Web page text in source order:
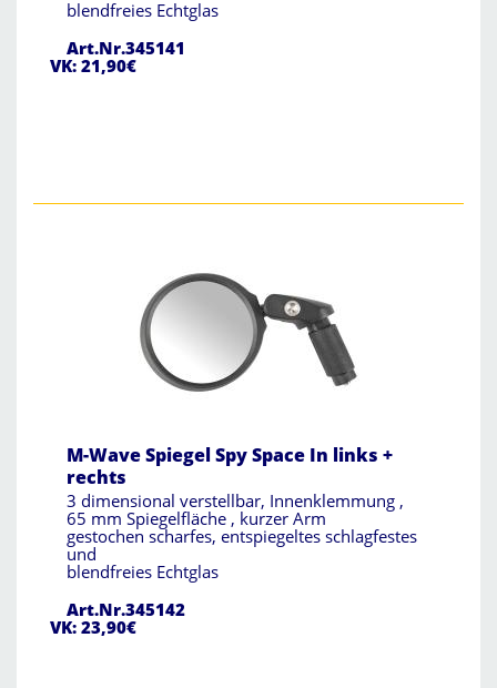
blendfreies Echtglas
Art.Nr.345141
VK: 21,90€
M-Wave Spiegel Spy Space In links +
rechts
3 dimensional verstellbar, Innenklemmung ,
65 mm Spiegelfläche , kurzer Arm
gestochen scharfes, entspiegeltes schlagfestes
und
blendfreies Echtglas
Art.Nr.345142
VK: 23,90€